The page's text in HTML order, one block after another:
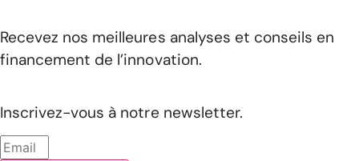
Recevez nos meilleures analyses et conseils en
financement de l’innovation.
Inscrivez-vous à notre newsletter.